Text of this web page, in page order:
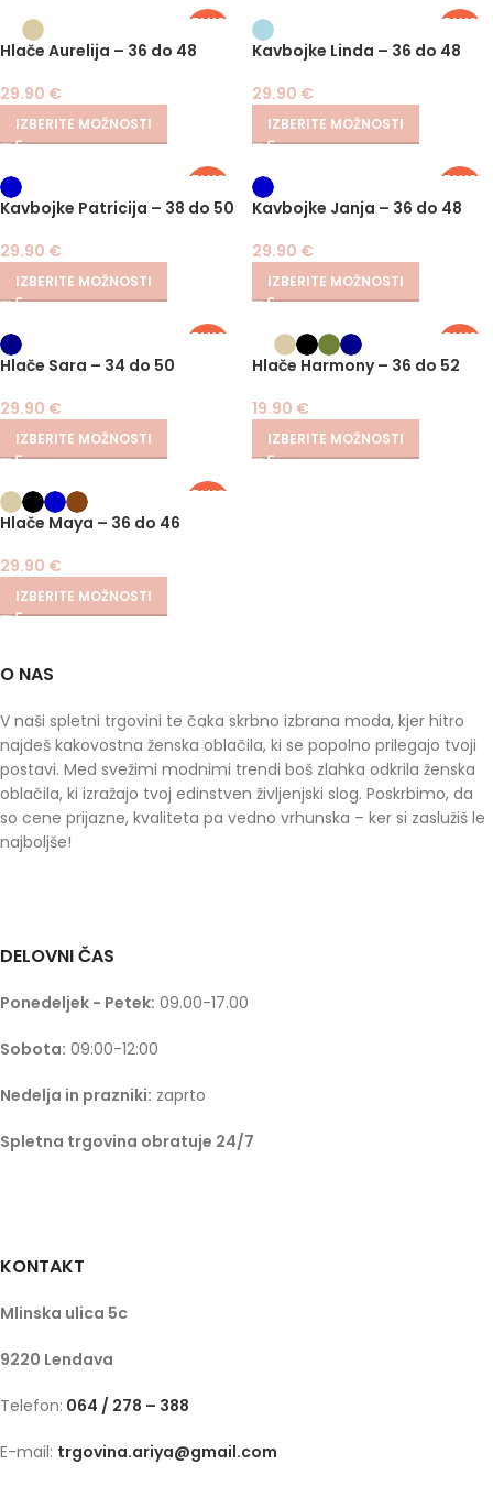
PLUS
Hlače Aurelija – 36 do 48
29.90 €
IZBERITE MOŽNOSTI
PLUS
Kavbojke Linda – 36 do 48
29.90 €
IZBERITE MOŽNOSTI
PLUS
Kavbojke Patricija – 38 do 50
29.90 €
IZBERITE MOŽNOSTI
PLUS
Kavbojke Janja – 36 do 48
29.90 €
IZBERITE MOŽNOSTI
PLUS
Hlače Sara – 34 do 50
29.90 €
IZBERITE MOŽNOSTI
PLUS
Hlače Harmony – 36 do 52
19.90 €
IZBERITE MOŽNOSTI
PLUS
Hlače Maya – 36 do 46
29.90 €
IZBERITE MOŽNOSTI
O NAS
V naši spletni trgovini te čaka skrbno izbrana moda, kjer hitro
najdeš kakovostna ženska oblačila, ki se popolno prilegajo tvoji
postavi. Med svežimi modnimi trendi boš zlahka odkrila ženska
oblačila, ki izražajo tvoj edinstven življenjski slog. Poskrbimo, da
so cene prijazne, kvaliteta pa vedno vrhunska – ker si zaslužiš le
najboljše!
DELOVNI ČAS
Ponedeljek - Petek: 09.00-17.00
Sobota: 09:00-12:00
Nedelja in prazniki: zaprto
Spletna trgovina obratuje 24/7
KONTAKT
Mlinska ulica 5c
9220 Lendava
Telefon: 064 / 278 – 388
E-mail: trgovina.ariya@gmail.com